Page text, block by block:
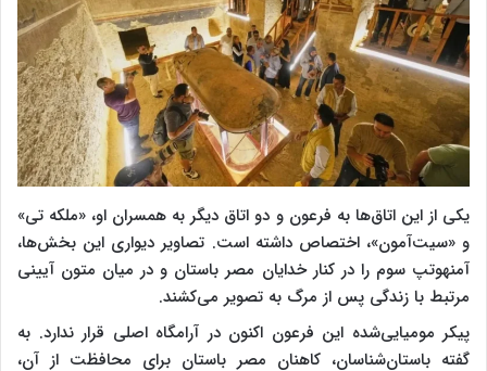
یکی از این اتاق‌ها به فرعون و دو اتاق دیگر به همسران او، «ملکه تی»
و «سیت‌آمون»، اختصاص داشته است. تصاویر دیواری این بخش‌ها،
آمنهوتپ سوم را در کنار خدایان مصر باستان و در میان متون آیینی
مرتبط با زندگی پس از مرگ به تصویر می‌کشند.
پیکر مومیایی‌شده این فرعون اکنون در آرامگاه اصلی قرار ندارد. به
گفته باستان‌شناسان، کاهنان مصر باستان برای محافظت از آن،